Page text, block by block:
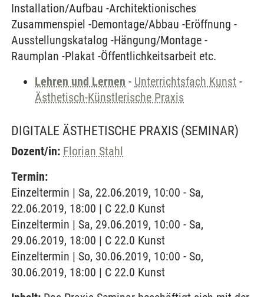
Installation/Aufbau -Architektionisches
Zusammenspiel -Demontage/Abbau -Eröffnung -
Ausstellungskatalog -Hängung/Montage -
Raumplan -Plakat -Öffentlichkeitsarbeit etc.
Lehren und Lernen - Unterrichtsfach Kunst -
Ästhetisch-Künstlerische Praxis
DIGITALE ÄSTHETISCHE PRAXIS (SEMINAR)
Dozent/in: Florian Stahl
Termin:
Einzeltermin | Sa, 22.06.2019, 10:00 - Sa,
22.06.2019, 18:00 | C 22.0 Kunst
Einzeltermin | Sa, 29.06.2019, 10:00 - Sa,
29.06.2019, 18:00 | C 22.0 Kunst
Einzeltermin | So, 30.06.2019, 10:00 - So,
30.06.2019, 18:00 | C 22.0 Kunst